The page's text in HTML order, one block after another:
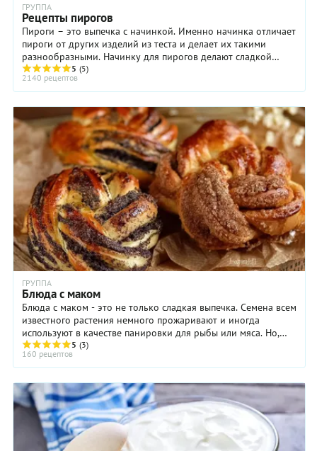
ГРУППА
Рецепты пирогов
Пироги – это выпечка с начинкой. Именно начинка отличает
пироги от других изделий из теста и делает их такими
разнообразными. Начинку для пирогов делают сладкой
(ягоды, фрукты, творог, мак) и несладкой (овощи, мясо,
рыба).Тесто для пирогов может быть дрожжевым (сдобным
или обычным), слоёным, песочным. Пироги бывают
закрытыми (кулебяка, курник), открытыми (ватрушка,
шарлотка), полуоткрытыми (расстегай, эчпочмак), в виде
рулета (штрудель).
5 (5)
2140 рецептов
ГРУППА
Блюда с маком
Блюда с маком - это не только сладкая выпечка. Семена всем
известного растения немного прожаривают и иногда
используют в качестве панировки для рыбы или мяса. Но,
все-таки, маковые семена чаще всего используют просто - в
качестве обсыпки для хлеба, бубликов, рогаликов и
кренделей.
5 (3)
160 рецептов